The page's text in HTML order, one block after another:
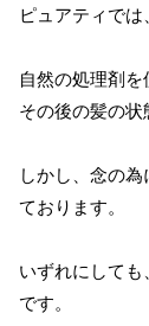
ピュアティでは
自然の処理剤を
その後の髪の状
しかし、念の
ております。
いずれにして
です。